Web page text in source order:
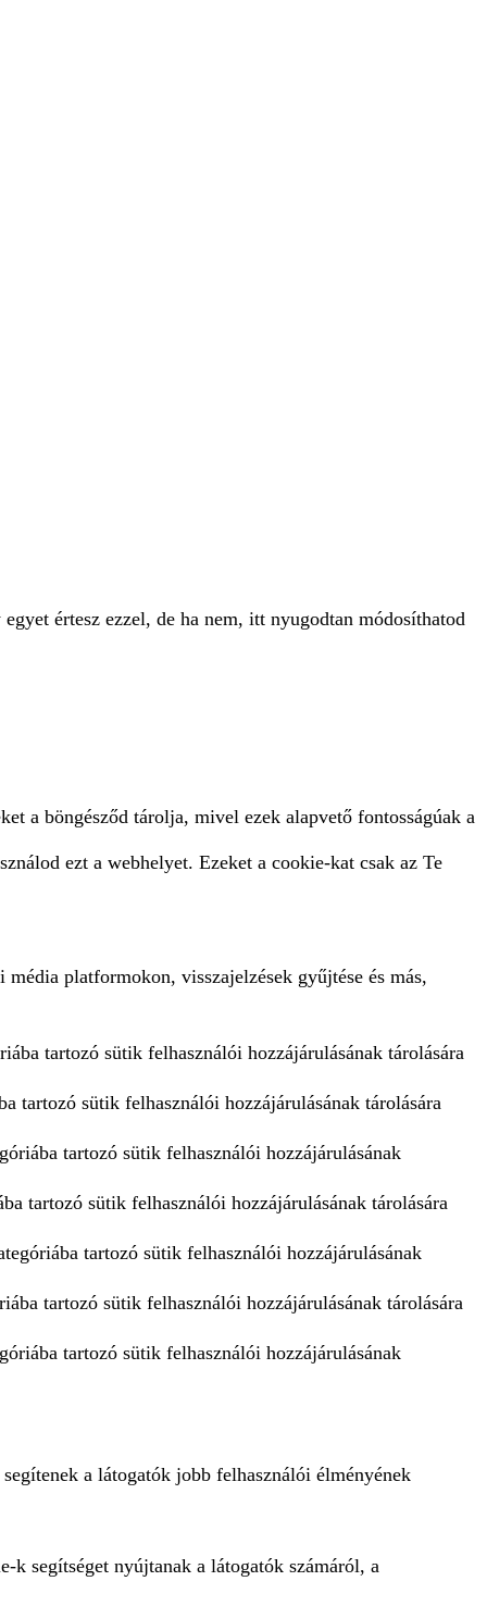
értesz ezzel, de ha nem, itt nyugodtan módosíthatod
a böngésződ tárolja, mivel ezek alapvető fontosságúak a
ezt a webhelyet. Ezeket a cookie-kat csak az Te
platformokon, visszajelzések gyűjtése és más,
tartozó sütik felhasználói hozzájárulásának tárolására
tartozó sütik felhasználói hozzájárulásának tárolására
tartozó sütik felhasználói hozzájárulásának
tartozó sütik felhasználói hozzájárulásának tárolására
tartozó sütik felhasználói hozzájárulásának
tartozó sütik felhasználói hozzájárulásának tárolására
tartozó sütik felhasználói hozzájárulásának
a látogatók jobb felhasználói élményének
k segítséget nyújtanak a látogatók számáról, a